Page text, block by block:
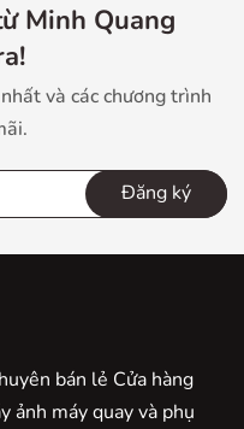
Minh Quang
và các chương trình
Đăng ký
bán lẻ Cửa hàng
ảnh máy quay và phụ